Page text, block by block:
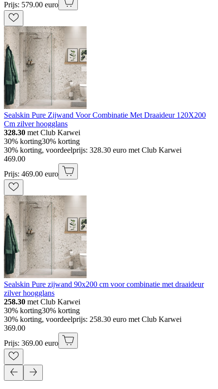
Prijs: 579.00 euro
Sealskin Pure Zijwand Voor Combinatie Met Draaideur 120X200
Cm zilver hoogglans
328.30 met Club Karwei
30% korting30% korting
30% korting, voordeelprijs: 328.30 euro met Club Karwei
469.00
Prijs: 469.00 euro
Sealskin Pure zijwand 90x200 cm voor combinatie met draaideur
zilver hoogglans
258.30 met Club Karwei
30% korting30% korting
30% korting, voordeelprijs: 258.30 euro met Club Karwei
369.00
Prijs: 369.00 euro